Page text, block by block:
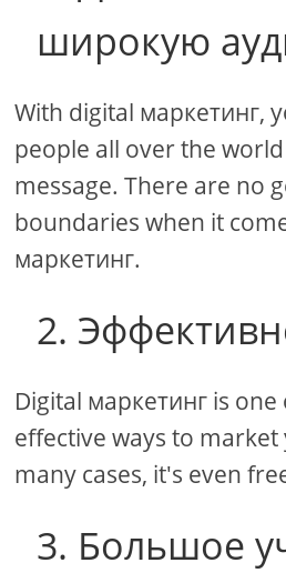
широкую
With digital маркетинг,
people all over the
message. There are no
boundaries when it
маркетинг.
2.
Digital маркетинг is
effective ways to
many cases, it's even
3. Большое